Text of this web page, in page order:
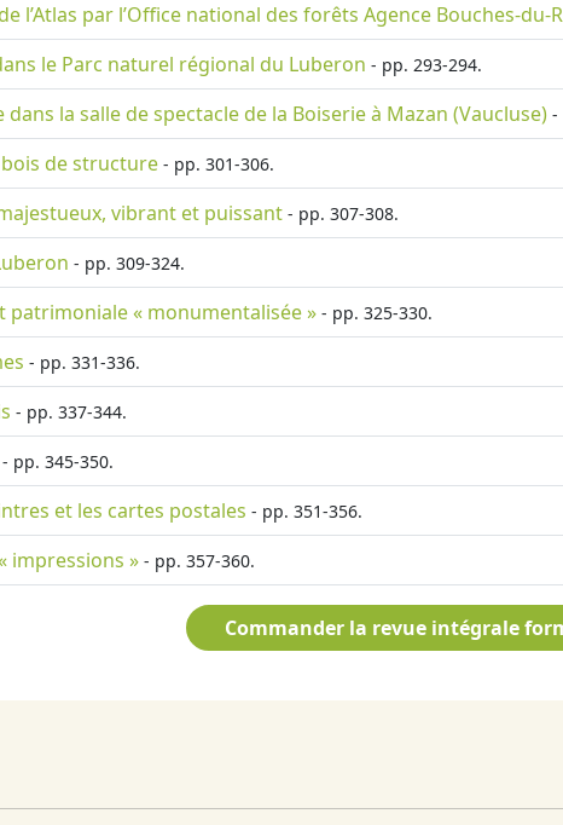
l’Atlas par l’Office national des forêts Agence Bouches-du-
le Parc naturel régional du Luberon - pp. 293-294.
dans la salle de spectacle de la Boiserie à Mazan (Vaucluse) -
de structure - pp. 301-306.
vibrant et puissant - pp. 307-308.
- pp. 309-324.
patrimoniale « monumentalisée » - pp. 325-330.
- pp. 331-336.
- pp. 337-344.
- pp. 345-350.
et les cartes postales - pp. 351-356.
impressions » - pp. 357-360.
Commander la revue intégrale